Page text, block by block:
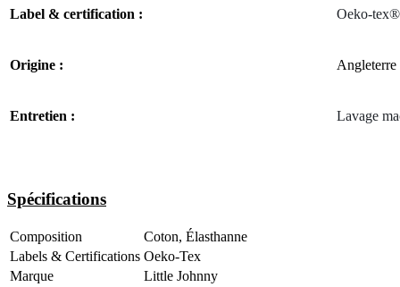
Label & certification : ​​​Oeko-
Origine : Angleterre
Entretien : Lavage
Spécifications
Composition Coton, Élasthanne
Labels & Certifications Oeko-Tex
Marque
Little Johnny